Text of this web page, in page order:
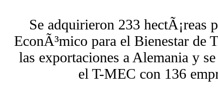
Se adquirieron 233 hectÃ¡reas
EconÃ³mico para el Bienestar de
las exportaciones a Alemania y
el T-MEC con 136